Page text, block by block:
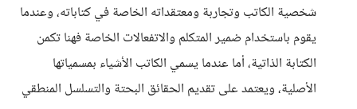
شخصية الكاتب وتجاربة ومعتقداته الخاصة في كتاباته، وعندما
يقوم باستخدام ضمير المتكلم والاتفعالات الخاصة فهنا تكمن
الكتابة الذاتية، أما عندما يسمي الكاتب الأشياء بمسمياتها
الأصلية، ويعتمد على تقديم الحقائق البحتة والتسلسل المنطقي